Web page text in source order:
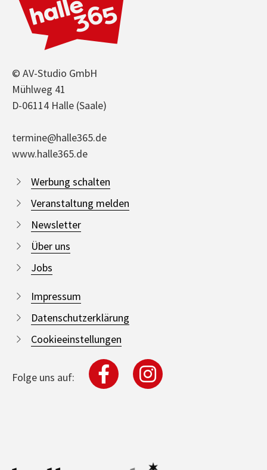
© AV-Studio GmbH
Mühlweg 41
D-06114 Halle (Saale)
termine@halle365.de
www.halle365.de
Werbung schalten
Veranstaltung melden
Newsletter
Über uns
Jobs
Impressum
Datenschutzerklärung
Cookieeinstellungen
Folge uns auf: